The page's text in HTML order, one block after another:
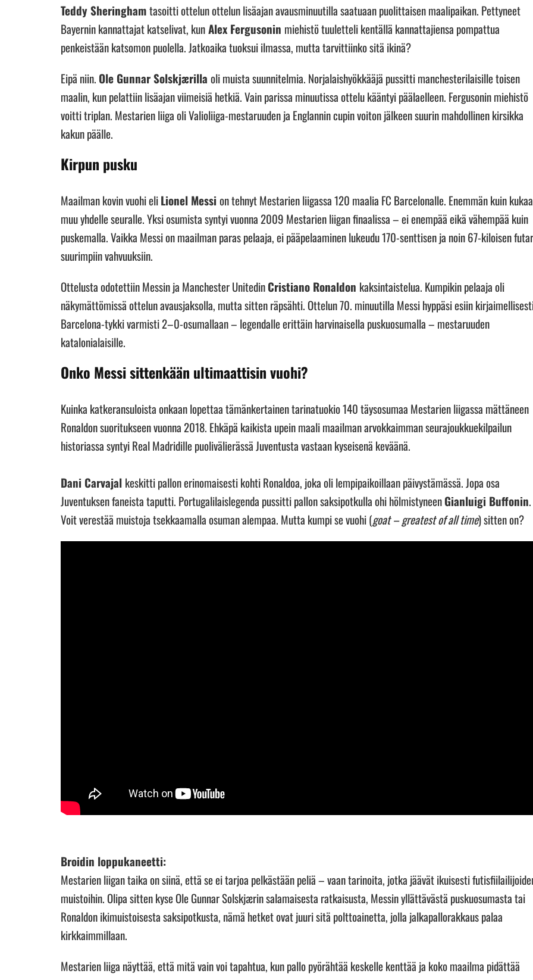
Teddy Sheringhamtasoitti ottelun ottelun lisäajan avausminuutilla saatuaan puolittaisen maalipaikan. Pettyneet
Bayernin kannattajat katselivat, kunAlex Fergusonin miehistö tuuletteli kentällä kannattajiensa pompattua
penkeistään katsomon puolella. Jatkoaika tuoksui ilmassa, mutta tarvittiinko sitä ikinä?
Eipä niin. Ole Gunnar Solskjærilla oli muista suunnitelmia. Norjalaishyökkääjä pussitti manchesterilaisille toisen
maalin, kun pelattiin lisäajan viimeisiä hetkiä. Vain parissa minuutissa ottelu kääntyi päälaelleen. Fergusonin miehistö
voitti triplan. Mestarien liiga oli Valioliiga-mestaruuden ja Englannin cupin voiton jälkeen suurin mahdollinen kirsikka
kakun päälle.
Kirpun pusku
Maailman kovin vuohi eliLionel Messi on tehnyt Mestarien liigassa 120 maalia FC Barcelonalle. Enemmän kuin
muu yhdelle seuralle. Yksi osumista syntyi vuonna 2009 Mestarien liigan finaalissa – ei enempää eikä vähempää kuin
puskemalla. Vaikka Messi on maailman paras pelaaja, ei pääpelaaminen lukeudu 170-senttisen ja noin 67-kiloisen
suurimpiin vahvuuksiin.
Ottelusta odotettiin Messin ja Manchester UnitedinCristiano Ronaldon kaksintaistelua. Kumpikin pelaaja oli
näkymättömissä ottelun avausjaksolla, mutta sitten räpsähti. Ottelun 70. minuutilla Messi hyppäsi esiin
Barcelona-tykki varmisti 2–0-osumallaan – legendalle erittäin harvinaisella puskuosumalla – mestaruuden
katalonialaisille.
Onko Messi sittenkään ultimaattisin vuohi?
Kuinka katkeransuloista onkaan lopettaa tämänkertainen tarinatuokio 140 täysosumaa Mestarien liigassa mättäneen
Ronaldon suoritukseen vuonna 2018. Ehkäpä kaikista upein maali maailman arvokkaimman seurajoukkuekilpailun
historiassa syntyi Real Madridille puolivälierässä Juventusta vastaan kyseisenä keväänä.
Dani Carvajal keskitti pallon erinomaisesti kohti Ronaldoa, joka oli lempipaikoillaan päivystämässä. Jopa osa
Juventuksen faneista taputti. Portugalilaislegenda pussitti pallon saksipotkulla ohi hölmistyneenGianluigi Buffonin.
Voit verestää muistoja tsekkaamalla osuman alempaa. Mutta kumpi se vuohi (goat – greatest of all time) sitten on?
Broidin loppukaneetti:
Mestarien liigan taika on siinä, että se ei tarjoa pelkästään peliä – vaan tarinoita, jotka jäävät ikuisesti
muistoihin. Olipa sitten kyse Ole Gunnar Solskjærin salamaisesta ratkaisusta, Messin yllättävästä puskuosumasta tai
Ronaldon ikimuistoisesta saksipotkusta, nämä hetket ovat juuri sitä polttoainetta, jolla jalkapallorakkaus palaa
kirkkaimmillaan.
Mestarien liiga näyttää, että mitä vain voi tapahtua, kun pallo pyörähtää keskelle kenttää ja koko maailma pidättää